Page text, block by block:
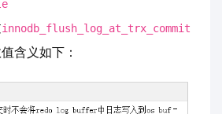
innodb_flush_log_at_trx_commit
含义如下：